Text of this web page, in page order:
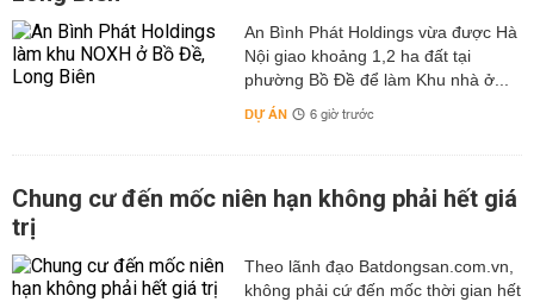
An Bình Phát Holdings vừa được Hà
Nội giao khoảng 1,2 ha đất tại
phường Bồ Đề để làm Khu nhà ở...
DỰ ÁN 6 giờ trước
Chung cư đến mốc niên hạn không phải hết giá
trị
Theo lãnh đạo Batdongsan.com.vn,
không phải cứ đến mốc thời gian hết